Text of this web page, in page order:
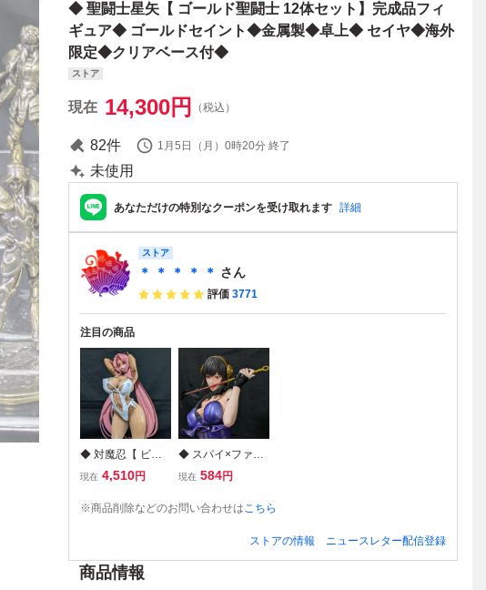
◆ 聖闘士星矢【 ゴールド聖闘士 12体セット】完成品フィ
ギュア◆ ゴールドセイント◆金属製◆卓上◆ セイヤ◆海外
限定◆クリアベース付◆
ストア
現在 14,300円 （税込）
82件 1月5日（月）0時20分 終了
未使用
あなただけの特別なクーポンを受け取れます 詳細
ストア
＊ ＊ ＊ ＊ ＊ さん
評価 3771
注目の商品
◆ 対魔忍【 ビー
チの女帝 イングリ
ハイレグ水着◆ 1/
#Squad #アサギ
現在 4,510円
◆ スパイ×ファミ
リー【 ヨル・フォ
種◆ 1/4スケール
生足◆ 完成品フィ
現在 584円
※商品削除などのお問い合わせはこちら
ストアの情報 ニュースレター配信登録
商品情報